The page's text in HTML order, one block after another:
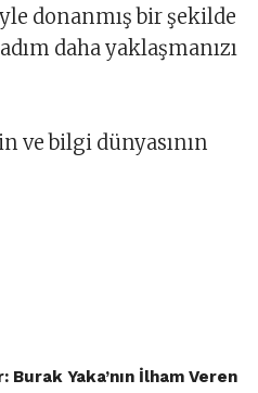
donanmış bir şekilde
daha yaklaşmanızı
ve bilgi dünyasının
Yaka’nın İlham Veren